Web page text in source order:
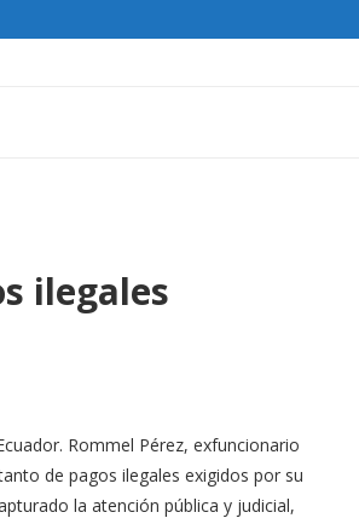
DE...
ilegales
Rommel Pérez, exfuncionario
de pagos ilegales exigidos por su
la atención pública y judicial,